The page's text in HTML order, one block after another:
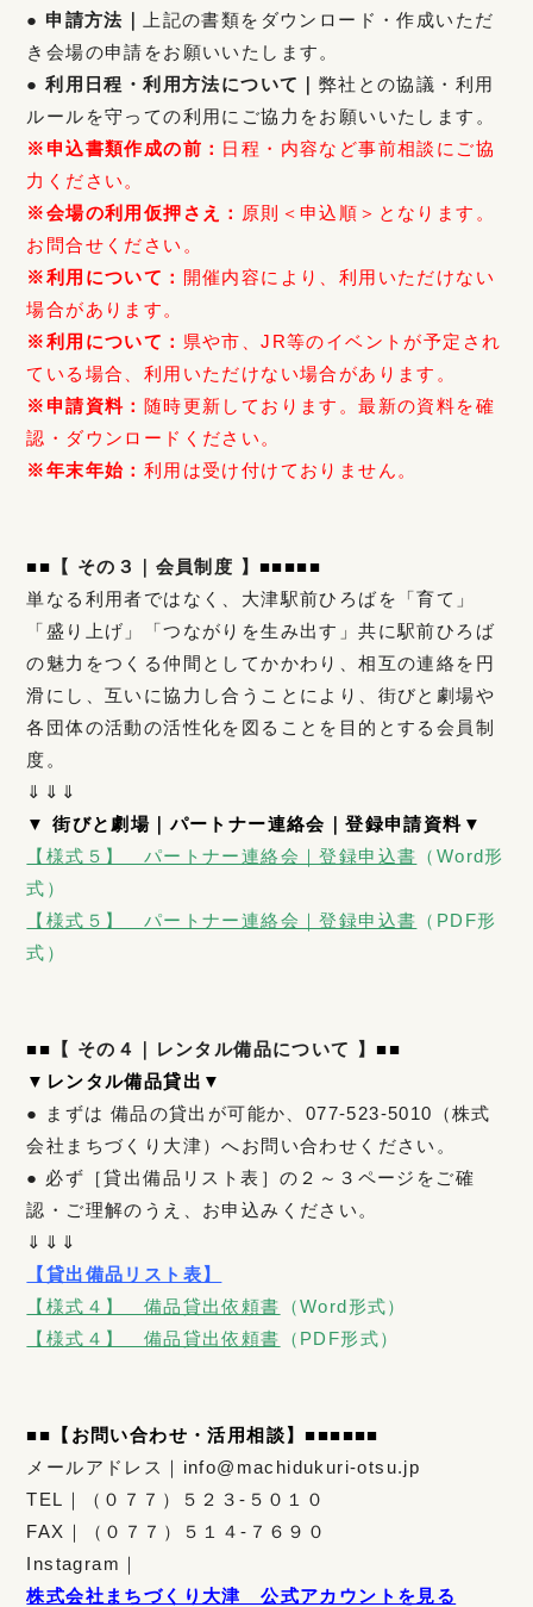
● 申請方法｜
上記の書類をダウンロード・作成いただ
き会場の申請をお願いいたします。
● 利用日程・利用方法について｜ 弊社との協議・利用
ルールを守っての利用にご協力をお願いいたします。
※申込書類作成の前： 日程・内容など事前相談にご協
力ください。
※会場の利用仮押さえ： 原則＜申込順＞となります。
お問合せください。
※利用について： 開催内容により、利用いただけない
場合があります。
※利用について： 県や市、JR等のイベントが予定され
ている場合、利用いただけない場合があります。
※申請資料： 随時更新しております。最新の資料を確
認・ダウンロードください。
※年末年始： 利用は受け付けておりません。
■■ 【 その３｜会員制度 】■■■■■
単なる利用者ではなく、大津駅前ひろばを「育て」
「盛り上げ」「つながりを生み出す」共に駅前ひろば
の魅力をつくる仲間としてかかわり、相互の連絡を円
滑にし、互いに協力し合うことにより、街びと劇場や
各団体の活動の活性化を図ることを目的とする会員制
度。
⇓⇓⇓
▼ 街びと劇場｜パートナー連絡会｜登録申請資料▼
【様式５】 パートナー連絡会｜登録申込書 （Word形
式）
【様式５】 パートナー連絡会｜登録申込書 （PDF形
式）
■■ 【 その４｜レンタル備品について 】■■
▼レンタル備品貸出▼
● まずは 備品の貸出が可能か、077-523-5010（株式
会社まちづくり大津）へお問い合わせください。
● 必ず［貸出備品リスト表］の２～３ページをご確
認・ご理解のうえ、お申込みください。
⇓⇓⇓
【貸出備品リスト表】
【様式４】 備品貸出依頼書 （Word形式）
【様式４】 備品貸出依頼書 （PDF形式）
■■ 【お問い合わせ・活用相談】■■■■■■
メールアドレス｜info@machidukuri-otsu.jp
TEL｜（０７７）５２３-５０１０
FAX｜（０７７）５１４-７６９０
Instagram｜
株式会社まちづくり大津 公式アカウントを見る